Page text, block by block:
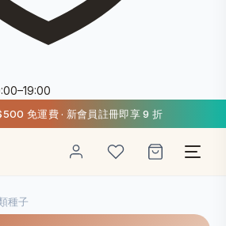
免運費 · 新會員註冊即享 9 折
種子